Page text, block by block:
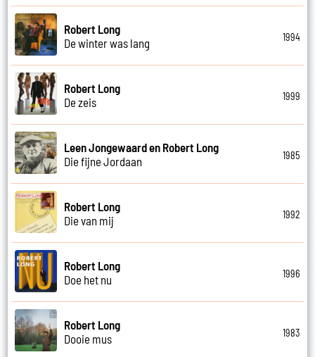
Robert Long
De winter was lang
1994
Robert Long
De zeis
1999
Leen Jongewaard en Robert Long
Die fijne Jordaan
1985
Robert Long
Die van mij
1992
Robert Long
Doe het nu
1996
Robert Long
Dooie mus
1983